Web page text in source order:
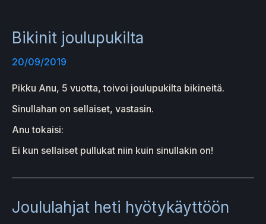
Bikinit joulupukilta
20/09/2019
Pikku Anu, 5 vuotta, toivoi joulupukilta bikineitä.
Sinullahan on sellaiset, vastasin.
Anu tokaisi:
Ei kun sellaiset pullukat niin kuin sinullakin on!
Joululahjat heti hyötykäyttöön